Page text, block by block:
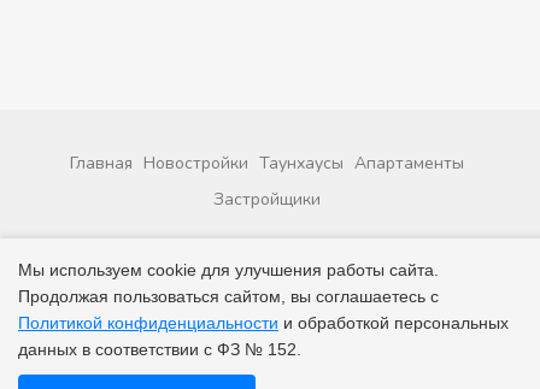
Главная Новостройки Таунхаусы Апартаменты
Застройщики
Мы используем cookie для улучшения работы сайта.
Продолжая пользоваться сайтом, вы соглашаетесь с
Политикой конфиденциальности и обработкой персональных
данных в соответствии с ФЗ № 152.